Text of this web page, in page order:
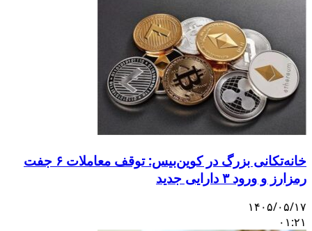
خانه‌تکانی بزرگ در کوین‌بیس: توقف معاملات ۶ جفت
رمزارز و ورود ۳ دارایی جدید
۱۴۰۵/۰۵/۱۷
۰۱:۲۱